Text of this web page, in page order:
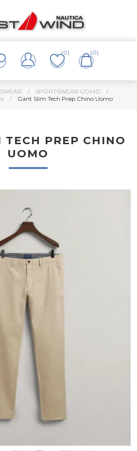
(0) (0)
/ SPORTSWEAR UOMO
/
/ Gant Slim Tech Prep Chino Uomo
TECH PREP CHINO
UOMO